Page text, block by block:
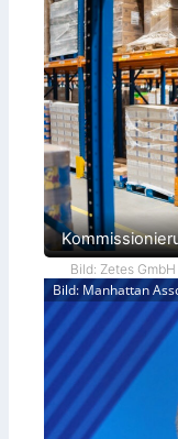
Bild: Zetes GmbH
Bild: Manhattan